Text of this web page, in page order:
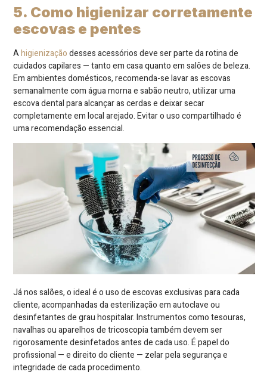
5. Como higienizar corretamente
escovas e pentes
Ahigienizaçãodesses acessórios deve ser parte da rotina de
cuidados capilares — tanto em casa quanto em salões de beleza.
Em ambientes domésticos, recomenda-se lavar as escovas
semanalmente com água morna e sabão neutro, utilizar uma
escova dental para alcançar as cerdas e deixar secar
completamente em local arejado. Evitar o uso compartilhado é
uma recomendação essencial.
Já nos salões, o ideal é o uso de escovas exclusivas para cada
cliente, acompanhadas da esterilização em autoclave ou
desinfetantes de grau hospitalar. Instrumentos como tesouras,
navalhas ou aparelhos de tricoscopia também devem ser
rigorosamente desinfetados antes de cada uso. É papel do
profissional — e direito do cliente — zelar pela segurança e
integridade de cada procedimento.